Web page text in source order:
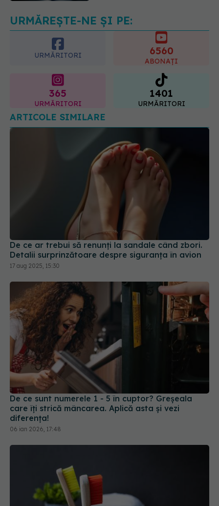
URMĂREȘTE-NE ȘI PE:
URMĂRITORI 6560
ABONAȚI
365
URMĂRITORI
1401
URMĂRITORI
ARTICOLE SIMILARE
De ce ar trebui să renunți la sandale când zbori.
Detalii surprinzătoare despre siguranța în avion
17 aug 2025, 15:30
De ce sunt numerele 1 - 5 în cuptor? Greșeala
care îți strică mâncarea. Aplică asta și vezi
diferența!
06 ian 2026, 17:48